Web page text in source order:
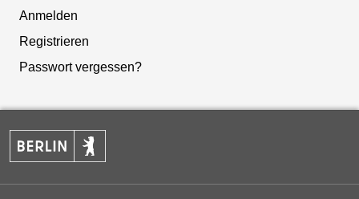
Anmelden
Registrieren
Passwort vergessen?